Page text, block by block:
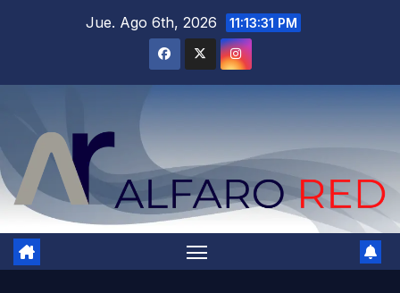
Jue. Ago 6th, 2026 11:13:32 PM